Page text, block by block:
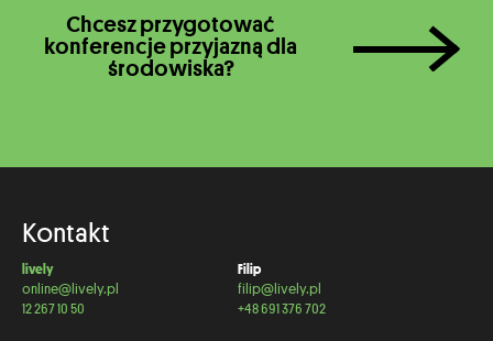
Chcesz przygotować
konferencje przyjazną dla
środowiska?
Kontakt
lively
online@lively.pl
12 267 10 50
Filip
filip@lively.pl
+48 691 376 702